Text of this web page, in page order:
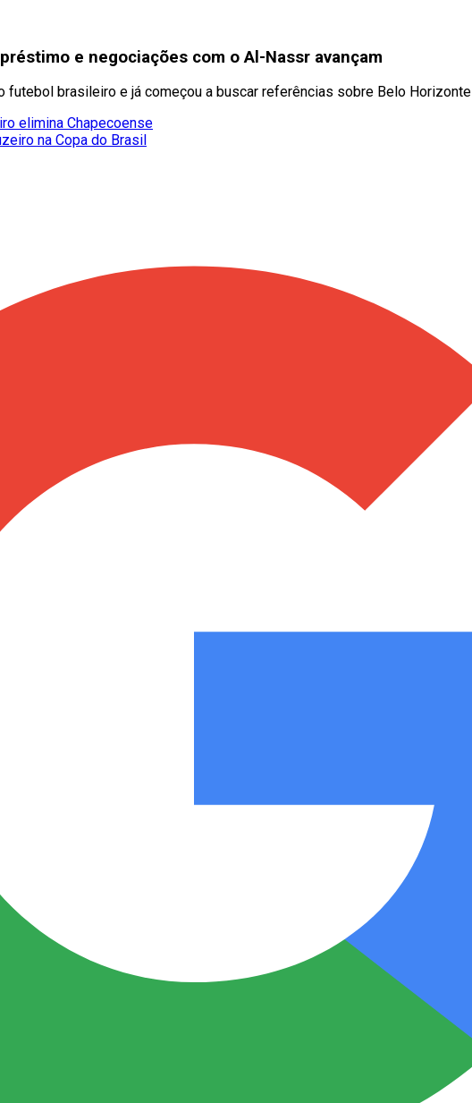
e negociações com o Al-Nassr avançam
futebol brasileiro e já começou a buscar referências sobre Belo Horizonte
elimina Chapecoense
na Copa do Brasil